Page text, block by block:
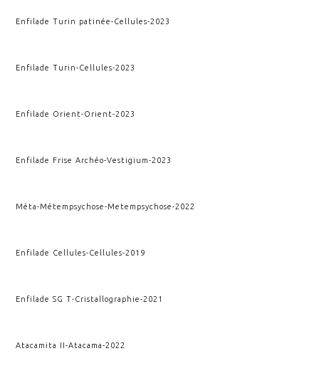
Enfilade Turin patinée-Cellules-2023
Enfilade Turin-Cellules-2023
Enfilade Orient-Orient-2023
Enfilade Frise Archéo-Vestigium-2023
Méta-Métempsychose-Metempsychose-2022
Enfilade Cellules-Cellules-2019
Enfilade SG T-Cristallographie-2021
Atacamita II-Atacama-2022